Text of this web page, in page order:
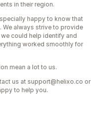
in their region.
happy to know that
always strive to provide
could help identify and
worked smoothly for
mean a lot to us.
us at support@helixo.co or
to help you.